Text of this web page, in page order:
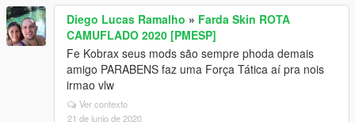
Diego Lucas Ramalho » Farda Skin ROTA
CAMUFLADO 2020 [PMESP]
Fe Kobrax seus mods são sempre phoda demais
amigo PARABENS faz uma Força Tática aí pra nois
irmao vlw
Ver contexto
21 de junio de 2020